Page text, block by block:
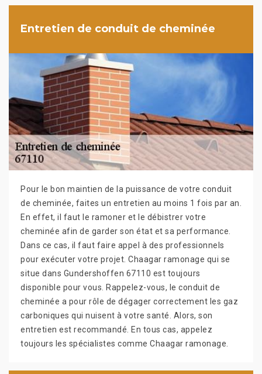
Entretien de conduit de cheminée
Pour le bon maintien de la puissance de votre conduit
de cheminée, faites un entretien au moins 1 fois par an.
En effet, il faut le ramoner et le débistrer votre
cheminée afin de garder son état et sa performance.
Dans ce cas, il faut faire appel à des professionnels
pour exécuter votre projet. Chaagar ramonage qui se
situe dans Gundershoffen 67110 est toujours
disponible pour vous. Rappelez-vous, le conduit de
cheminée a pour rôle de dégager correctement les gaz
carboniques qui nuisent à votre santé. Alors, son
entretien est recommandé. En tous cas, appelez
toujours les spécialistes comme Chaagar ramonage.